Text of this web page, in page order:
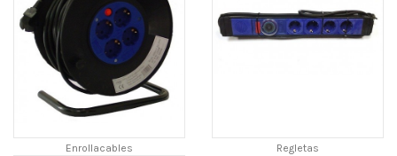
Enrollacables Regletas